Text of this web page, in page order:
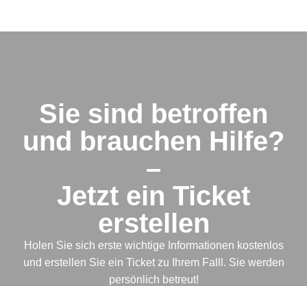
Sie sind betroffen
und brauchen Hilfe?
–
Jetzt ein Ticket
erstellen
Holen Sie sich erste wichtige Informationen kostenlos
und erstellen Sie ein Ticket zu Ihrem Falll. Sie werden
persönlich betreut!